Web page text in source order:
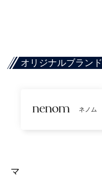
オリジナルブランド
ネノム
マ